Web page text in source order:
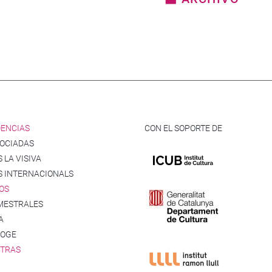
LA VISIVA
INTERNACIONALS
CON EL SOPORTE DE